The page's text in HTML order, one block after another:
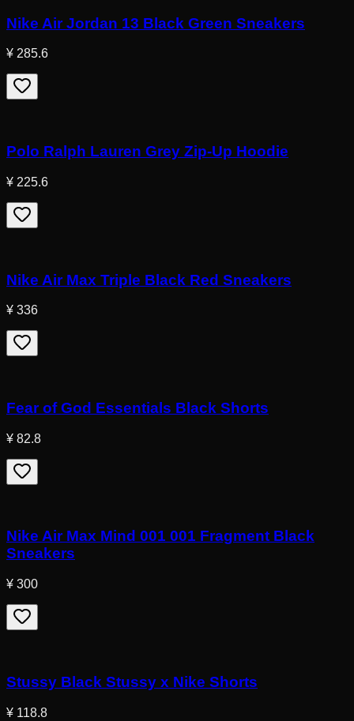
Nike Air Jordan 13 Black Green Sneakers
¥ 285.6
Polo Ralph Lauren Grey Zip-Up Hoodie
¥ 225.6
Nike Air Max Triple Black Red Sneakers
¥ 336
Fear of God Essentials Black Shorts
¥ 82.8
Nike Air Max Mind 001 001 Fragment Black
Sneakers
¥ 300
Stussy Black Stussy x Nike Shorts
¥ 118.8